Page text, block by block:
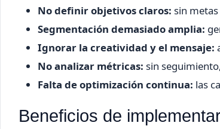
No definir objetivos claros: sin
Segmentación demasiado amplia:
Ignorar la creatividad y el mensaje:
No analizar métricas: sin
Falta de optimización continua: las
Beneficios de